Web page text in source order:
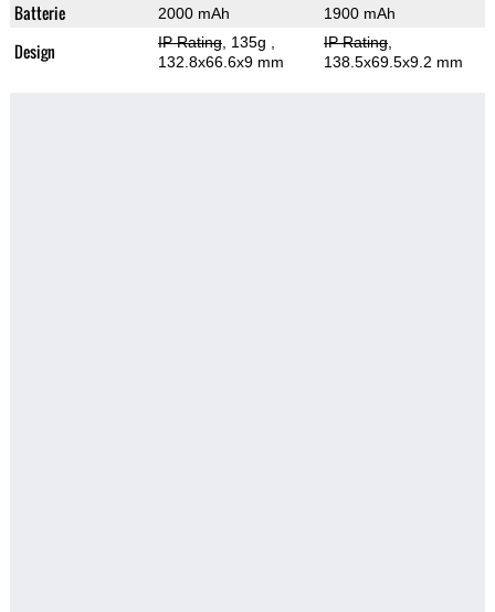
Batterie 2000 mAh 1900 mAh
Design IP Rating, 135g
132.8x66.6x9 mm
IP Rating,
138.5x69.5x9.2 mm